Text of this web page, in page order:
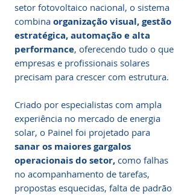
setor fotovoltaico nacional, o sistema
combina organização visual, gestão
estratégica, automação e alta
performance, oferecendo tudo o que
empresas e profissionais solares
precisam para crescer com estrutura.
Criado por especialistas com ampla
experiência no mercado de energia
solar, o Painel foi projetado para
sanar os maiores gargalos
operacionais do setor, como falhas
no acompanhamento de tarefas,
propostas esquecidas, falta de padrão